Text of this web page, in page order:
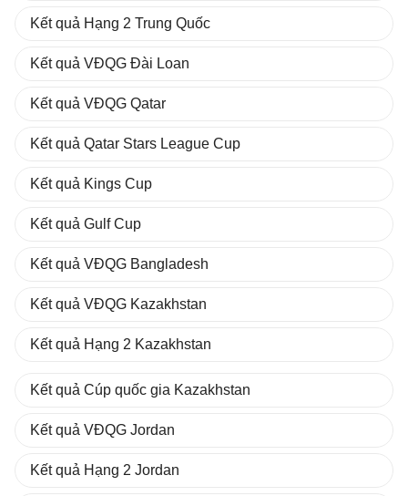
Kết quả Hạng 2 Trung Quốc
Kết quả VĐQG Đài Loan
Kết quả VĐQG Qatar
Kết quả Qatar Stars League Cup
Kết quả Kings Cup
Kết quả Gulf Cup
Kết quả VĐQG Bangladesh
Kết quả VĐQG Kazakhstan
Kết quả Hạng 2 Kazakhstan
Kết quả Cúp quốc gia Kazakhstan
Kết quả VĐQG Jordan
Kết quả Hạng 2 Jordan